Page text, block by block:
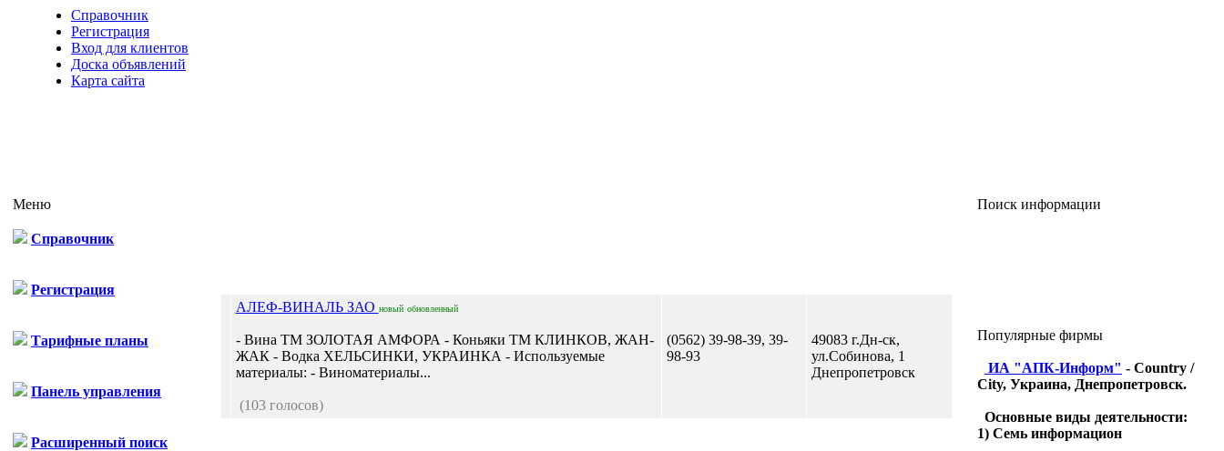
Справочник
Регистрация
Вход для клиентов
Доска объявлений
Карта сайта
Меню
Справочник
Регистрация
Тарифные планы
Панель управления
Расширенный поиск
АЛЕФ-ВИНАЛЬ ЗАО новый обновленный
- Вина ТМ ЗОЛОТАЯ АМФОРА - Коньяки ТМ КЛИНКОВ, ЖАН-
ЖАК - Водка ХЕЛЬСИНКИ, УКРАИНКА - Используемые
материалы: - Виноматериалы...
(103 голосов)
(0562) 39-98-39, 39-
98-93
49083 г.Дн-ск,
ул.Собинова, 1
Днепропетровск
Поиск информации
Популярные фирмы
ИА "АПК-Информ" - Country /
City, Украина, Днепропетровск.
Основные виды деятельности:
1) Семь информацион